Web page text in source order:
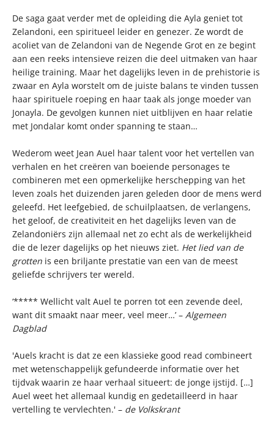
De saga gaat verder met de opleiding die Ayla geniet tot
Zelandoni, een spiritueel leider en genezer. Ze wordt de
acoliet van de Zelandoni van de Negende Grot en ze begint
aan een reeks intensieve reizen die deel uitmaken van haar
heilige training. Maar het dagelijks leven in de prehistorie is
zwaar en Ayla worstelt om de juiste balans te vinden tussen
haar spirituele roeping en haar taak als jonge moeder van
Jonayla. De gevolgen kunnen niet uitblijven en haar relatie
met Jondalar komt onder spanning te staan…
Wederom weet Jean Auel haar talent voor het vertellen van
verhalen en het creëren van boeiende personages te
combineren met een opmerkelijke herschepping van het
leven zoals het duizenden jaren geleden door de mens werd
geleefd. Het leefgebied, de schuilplaatsen, de verlangens,
het geloof, de creativiteit en het dagelijks leven van de
Zelandoniërs zijn allemaal net zo echt als de werkelijkheid
die de lezer dagelijks op het nieuws ziet. Het lied van de
grotten is een briljante prestatie van een van de meest
geliefde schrijvers ter wereld.
‘***** Wellicht valt Auel te porren tot een zevende deel,
want dit smaakt naar meer, veel meer…’ – Algemeen
Dagblad
'Auels kracht is dat ze een klassieke good read combineert
met wetenschappelijk gefundeerde informatie over het
tijdvak waarin ze haar verhaal situeert: de jonge ijstijd. […]
Auel weet het allemaal kundig en gedetailleerd in haar
vertelling te vervlechten.' – de Volkskrant